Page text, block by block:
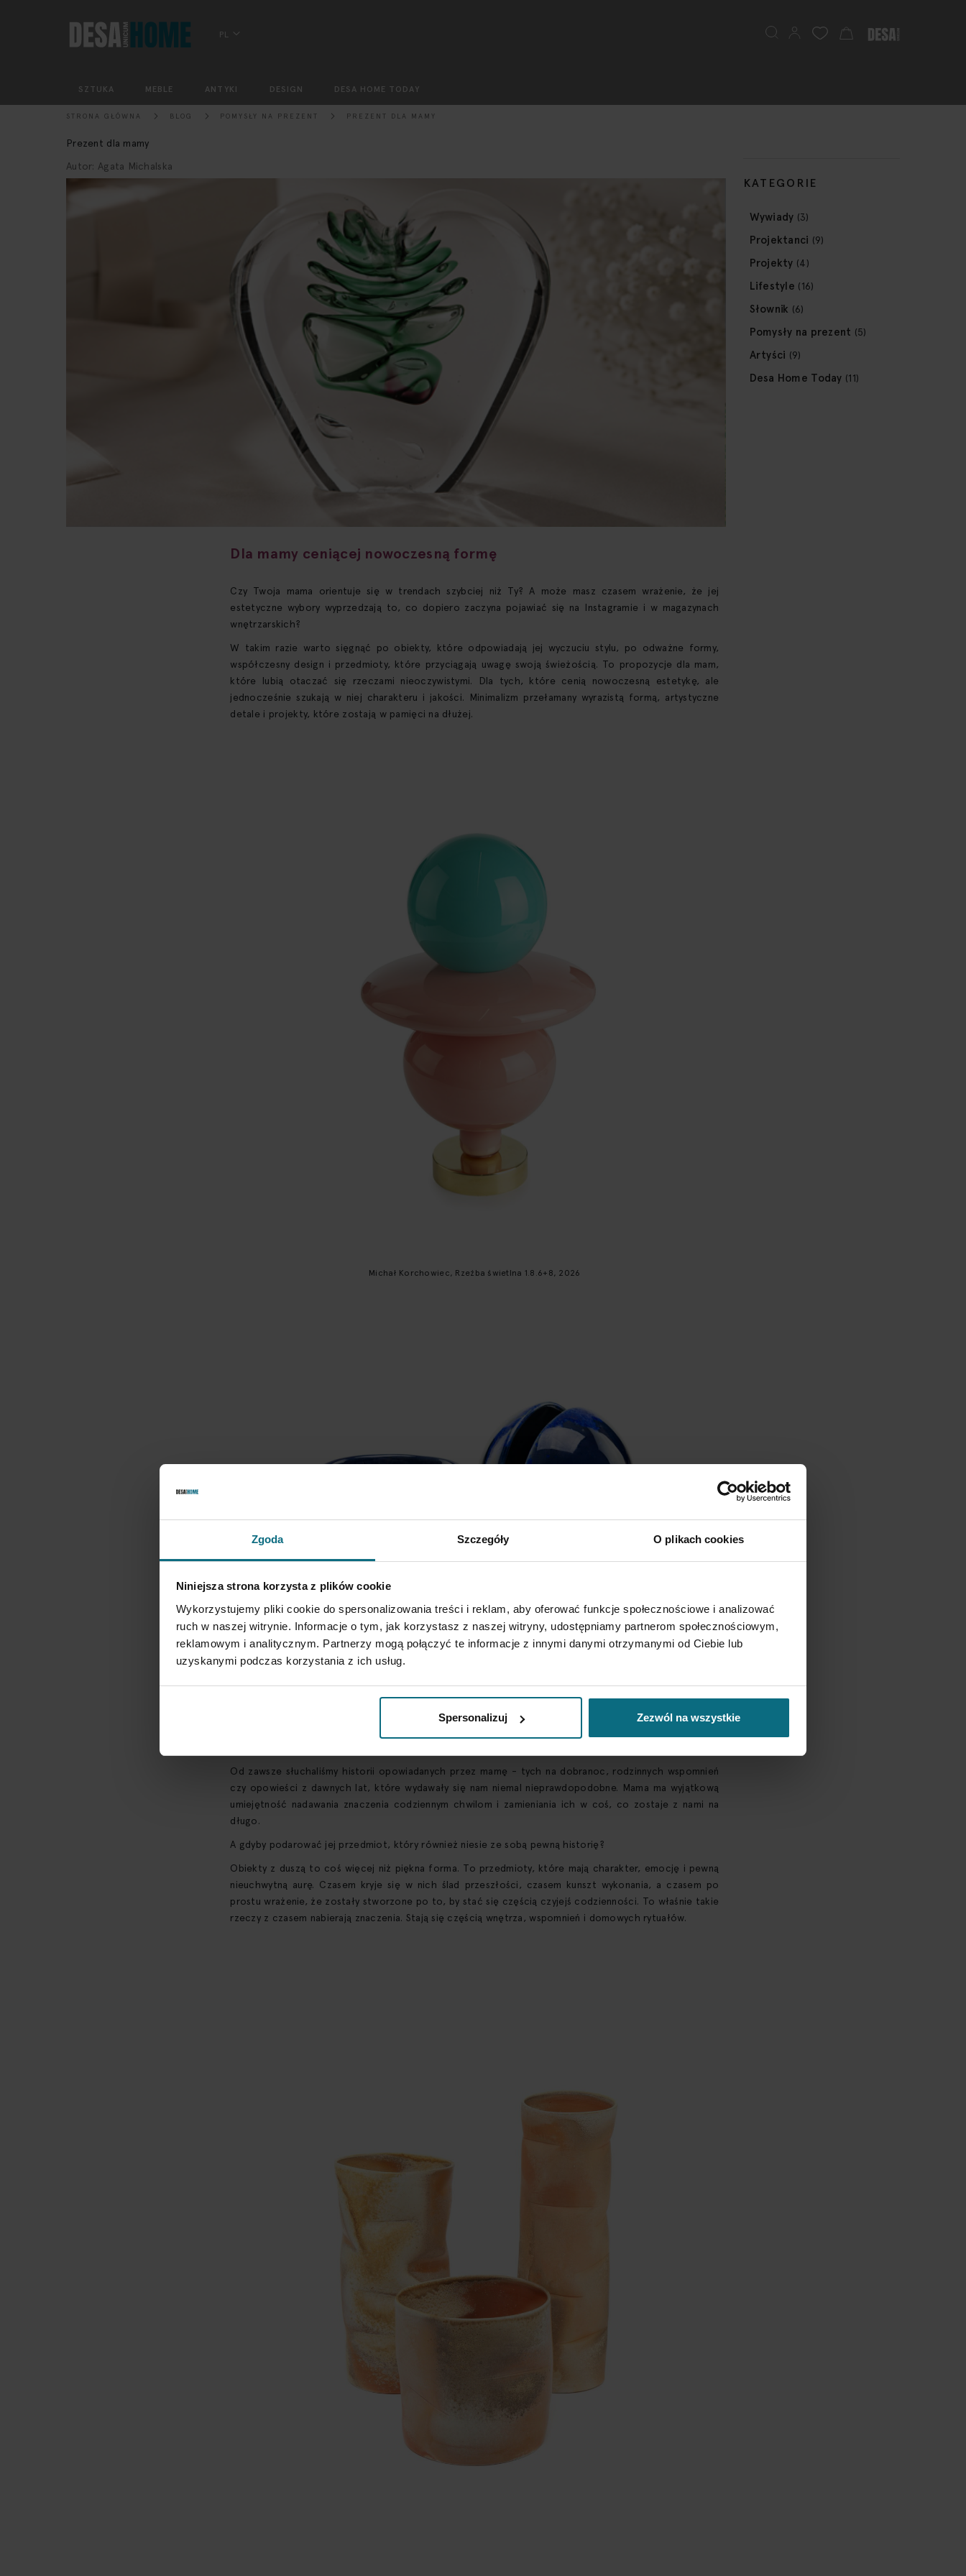
Zgoda Szczegóły O plikach cookies
Niniejsza strona korzysta z plików cookie
Wykorzystujemy pliki cookie do spersonalizowania treści i reklam, aby oferować funkcje społecznościowe i analizować
ruch w naszej witrynie. Informacje o tym, jak korzystasz z naszej witryny, udostępniamy partnerom społecznościowym,
reklamowym i analitycznym. Partnerzy mogą połączyć te informacje z innymi danymi otrzymanymi od Ciebie lub
uzyskanymi podczas korzystania z ich usług.
Spersonalizuj Zezwól na wszystkie
PL
Mój koszyk
Szukaj
SZTUKA MEBLE ANTYKI DESIGN DESA HOME TODAY
STRONA GŁÓWNA BLOG POMYSŁY NA PREZENT PREZENT DLA MAMY
Prezent dla mamy
Autor: Agata Michalska
Dla mamy ceniącej nowoczesną formę
Czy Twoja mama orientuje się w trendach szybciej niż Ty? A może masz czasem wrażenie, że jej
estetyczne wybory wyprzedzają to, co dopiero zaczyna pojawiać się na Instagramie i w magazynach
wnętrzarskich?
W takim razie warto sięgnąć po obiekty, które odpowiadają jej wyczuciu stylu, po odważne formy,
współczesny design i przedmioty, które przyciągają uwagę swoją świeżością. To propozycje dla mam,
które lubią otaczać się rzeczami nieoczywistymi. Dla tych, które cenią nowoczesną estetykę, ale
jednocześnie szukają w niej charakteru i jakości. Minimalizm przełamany wyrazistą formą, artystyczne
detale i projekty, które zostają w pamięci na dłużej.
Michał Korchowiec, Rzeźba świetlna 1.8.6+8, 2026
Dla wielbicielki obiektów z duszą
Od zawsze słuchaliśmy historii opowiadanych przez mamę - tych na dobranoc, rodzinnych wspomnień
czy opowieści z dawnych lat, które wydawały się nam niemal nieprawdopodobne. Mama ma wyjątkową
umiejętność nadawania znaczenia codziennym chwilom i zamieniania ich w coś, co zostaje z nami na
długo.
A gdyby podarować jej przedmiot, który również niesie ze sobą pewną historię?
Obiekty z duszą to coś więcej niż piękna forma. To przedmioty, które mają charakter, emocję i pewną
nieuchwytną aurę. Czasem kryje się w nich ślad przeszłości, czasem kunszt wykonania, a czasem po
prostu wrażenie, że zostały stworzone po to, by stać się częścią czyjejś codzienności. To właśnie takie
rzeczy z czasem nabierają znaczenia. Stają się częścią wnętrza, wspomnień i domowych rytuałów.
KATEGORIE
Wywiady (3)
Projektanci (9)
Projekty (4)
Lifestyle (16)
Słownik (6)
Pomysły na prezent (5)
Artyści (9)
Desa Home Today (11)